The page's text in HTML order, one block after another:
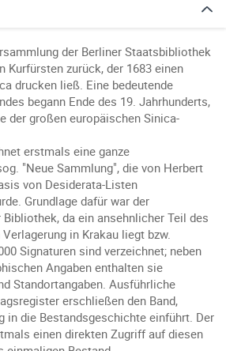
der Berliner Staatsbibliothek
Kurfürsten zurück, der 1683 einen
drucken ließ. Eine bedeutende
begann Ende des 19. Jahrhunderts,
der großen europäischen Sinica-
erstmals eine ganze
"Neue Sammlung", die von Herbert
von Desiderata-Listen
Grundlage dafür war der
da ein ansehnlicher Teil des
in Krakau liegt bzw.
Signaturen sind verzeichnet; neben
Angaben enthalten sie
Standortangaben. Ausführliche
erschließen den Band,
in die Bestandsgeschichte einführt. Der
einen direkten Zugriff auf diesen